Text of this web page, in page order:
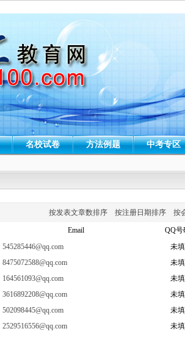
名校试卷 方法例题 中考专区
按发表文章数排序 按注册日期排序 按
Email QQ号
545285446@qq.com 未填
8475072588@qq.com 未填
164561093@qq.com 未填
3616892208@qq.com 未填
502098445@qq.com 未填
2529516556@qq.com 未填